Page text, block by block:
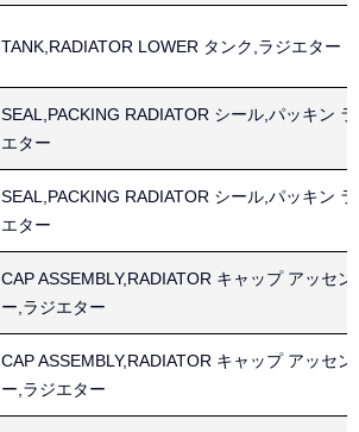
TANK,RADIATOR LOWER タンク,ラジエター
SEAL,PACKING RADIATOR シール,パッキン
エター
SEAL,PACKING RADIATOR シール,パッキン
エター
CAP ASSEMBLY,RADIATOR キャップ アッセン
ー,ラジエター
CAP ASSEMBLY,RADIATOR キャップ アッセン
ー,ラジエター